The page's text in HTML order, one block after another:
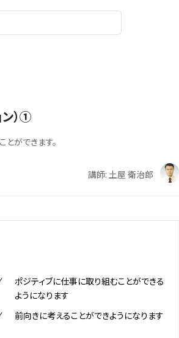
）①
ができます。
講師: 土屋 衛治郎
ポジティブに仕事に取り組むことができる
ようになります
前向きに考えることができようになります